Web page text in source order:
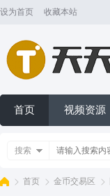
设为首页 收藏本站
首页 视频资源
搜索
首页 金币交易区